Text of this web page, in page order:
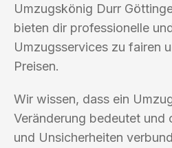
Umzugskönig Durr
bieten dir professionelle
Umzugsservices zu fairen
Preisen.
Wir wissen, dass ein
Veränderung bedeutet und
und Unsicherheiten